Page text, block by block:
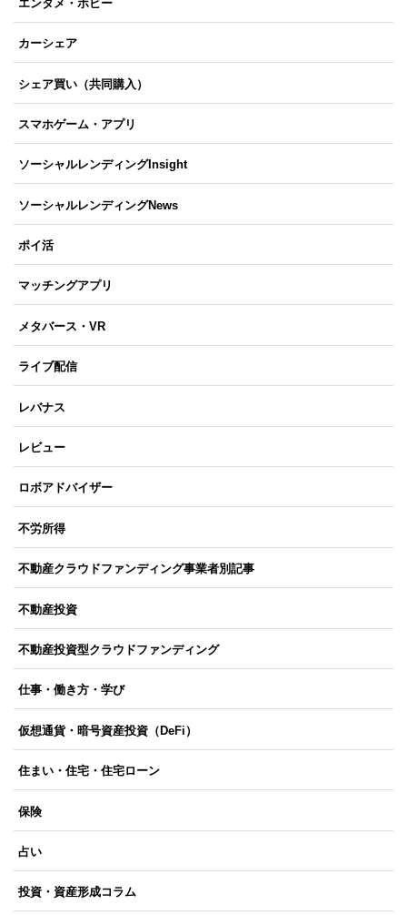
エンタメ・ホビー
カーシェア
シェア買い（共同購入）
スマホゲーム・アプリ
ソーシャルレンディングInsight
ソーシャルレンディングNews
ポイ活
マッチングアプリ
メタバース・VR
ライブ配信
レバナス
レビュー
ロボアドバイザー
不労所得
不動産クラウドファンディング事業者別記事
不動産投資
不動産投資型クラウドファンディング
仕事・働き方・学び
仮想通貨・暗号資産投資（DeFi）
住まい・住宅・住宅ローン
保険
占い
投資・資産形成コラム